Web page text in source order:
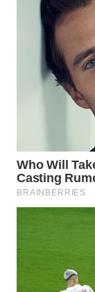
DANAU
TOBA
NIAS
WN
TAPANULI
SELATAN
TANJUNG
LESUNG